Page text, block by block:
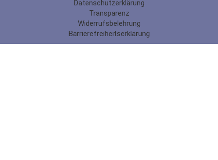
Datenschutzerklärung
Transparenz
Widerrufsbelehrung
Barrierefreiheitserklärung